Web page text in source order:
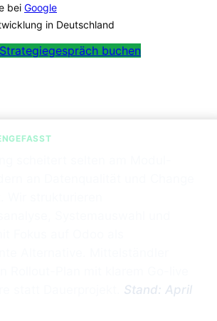
bei Google
in Deutschland
buchen
Stand: April